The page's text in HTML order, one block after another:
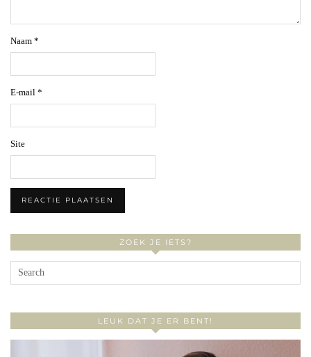
Naam *
E-mail *
Site
ZOEK JE IETS?
LEUK DAT JE ER BENT!